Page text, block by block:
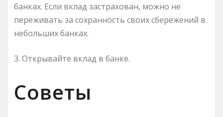
банках. Если вклад застрахован, можно не
переживать за сохранность своих сбережений в
небольших банках.
3. Открывайте вклад в банке.
Советы